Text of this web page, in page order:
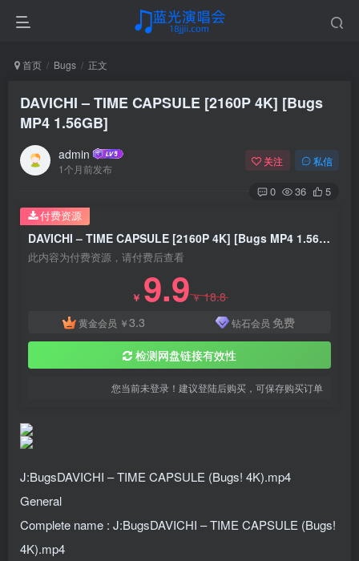
首页 Bugs 正文
DAVICHI – TIME CAPSULE [2160P 4K] [Bugs
MP4 1.56GB]
admin
1个月前发布
关注 私信
0 36 5
DAVICHI – TIME CAPSULE [2160P 4K] [Bugs MP4 1.56GB]
此内容为付费资源，请付费后查看
￥ 9.9￥18.8
黄金会员 ￥3.3 钻石会员 免费
检测网盘链接有效性
您当前未登录！建议登陆后购买，可保存购买订单
付费资源
J:BugsDAVICHI – TIME CAPSULE (Bugs! 4K).mp4
General
Complete name : J:BugsDAVICHI – TIME CAPSULE (Bugs!
4K).mp4